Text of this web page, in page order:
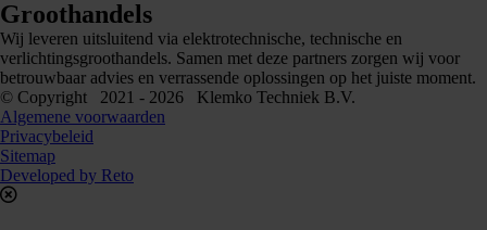
Groothandels
Wij leveren uitsluitend via elektrotechnische, technische en
verlichtingsgroothandels. Samen met deze partners zorgen wij voor
betrouwbaar advies en verrassende oplossingen op het juiste moment.
© Copyright 2021 - 2026 Klemko Techniek B.V.
Algemene voorwaarden
Privacybeleid
Sitemap
Developed by Reto